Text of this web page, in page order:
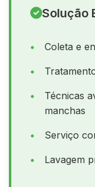
Solução
Coleta e
Técnicas
manchas
Serviço
Lavagem